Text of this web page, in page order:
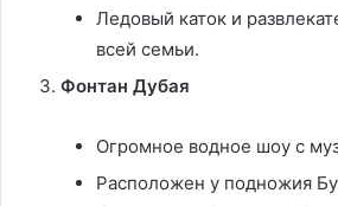
Ледовый каток и
всей семьи.
Фонтан Дубая
Огромное водное шоу с
Расположен у подножия